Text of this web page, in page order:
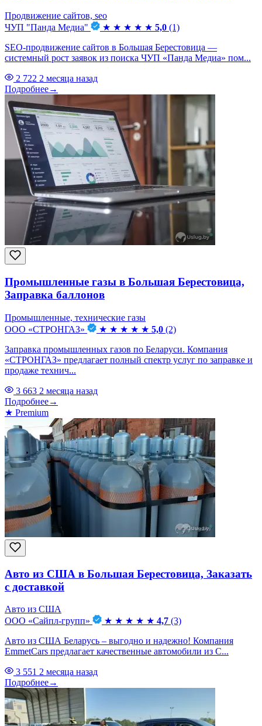
Продвижение сайтов, seo
ЧУП "Панда Медиа"
★ ★ ★ ★ ★ 5,0 (1)
SEO-продвижение сайтов в Большая Берестовица —
системный рост заявок из поиска ЧУП «Панда Медиа» пом...
2 722 2 месяца назад
Подробнее→
Промышленные газы в Большая Берестовица,
Заправка баллонов
Промышленные, технические газы
ООО «СТРОНГАЗ»
★ ★ ★ ★ ★ 5,0 (2)
Заправка промышленных газов по Беларуси. Компания
«СТРОНГАЗ» предлагает полный спектр услуг по заправке и
продаже технич...
3 663 2 месяца назад
Подробнее→
★ Premium
Авто из США в Большая Берестовица, Заказать
с доставкой
Авто из США
ООО «Сайпл-групп»
★ ★ ★ ★ ★ 4,7 (3)
Авто из США Беларусь – выгодно и надежно! Компания
EmmetCars предлагает качественные автомобили из С...
3 551 2 месяца назад
Подробнее→